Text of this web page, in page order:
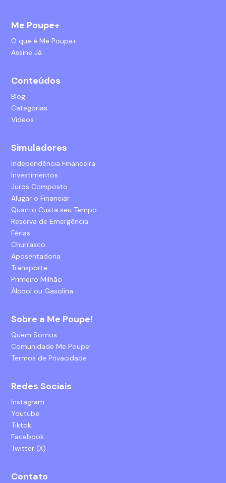
Me Poupe+
O que é Me Poupe+
Assine Já
Conteúdos
Blog
Categorias
Vídeos
Simuladores
Independência Financeira
Investimentos
Juros Composto
Alugar o Financiar
Quanto Custa seu Tempo
Reserva de Emergência
Férias
Churrasco
Aposentadoria
Transporte
Primeiro Milhão
Álcool ou Gasolina
Sobre a Me Poupe!
Quem Somos
Comunidade Me Poupe!
Termos de Privacidade
Redes Sociais
Instagram
Youtube
Tiktok
Facebook
Twitter (X)
Contato